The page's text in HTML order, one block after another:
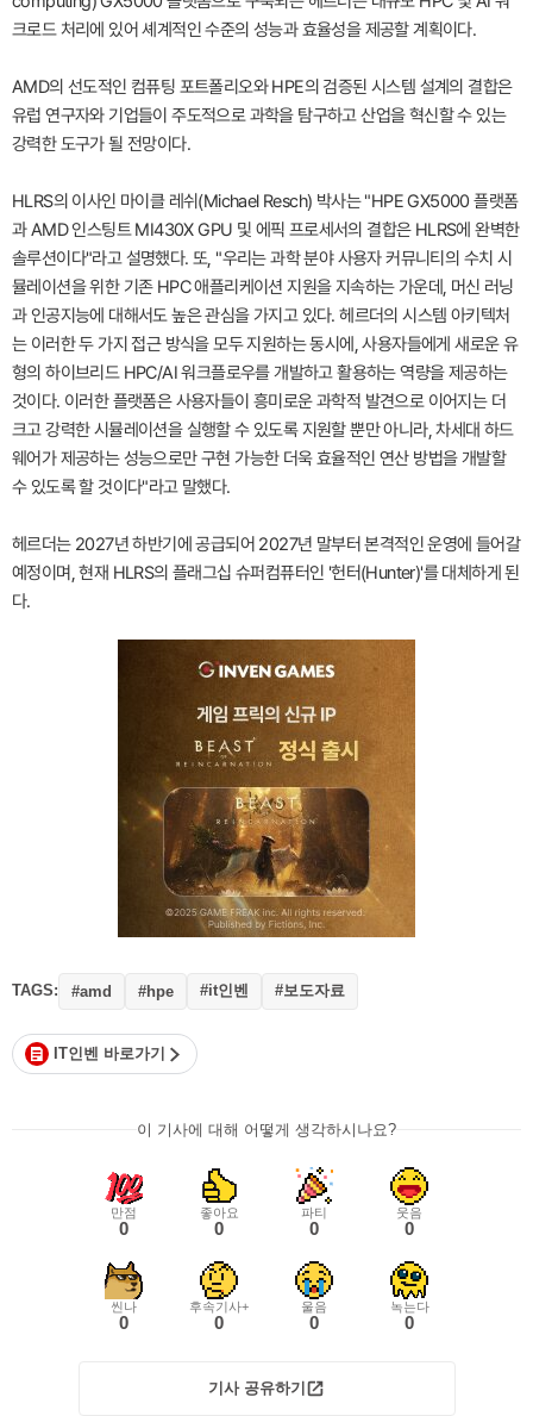
크로드 처리에 있어 셰계적인 수준의 성능과 효율성을 제공할 계획이다.
AMD의 선도적인 컴퓨팅 포트폴리오와 HPE의 검증된 시스템 설계의 결합은
유럽 연구자와 기업들이 주도적으로 과학을 탐구하고 산업을 혁신할 수 있는
강력한 도구가 될 전망이다.
HLRS의 이사인 마이클 레쉬(Michael Resch) 박사는 "HPE GX5000 플랫폼
과 AMD 인스팅트 MI430X GPU 및 에픽 프로세서의 결합은 HLRS에 완벽한
솔루션이다"라고 설명했다. 또, "우리는 과학 분야 사용자 커뮤니티의 수치 시
뮬레이션을 위한 기존 HPC 애플리케이션 지원을 지속하는 가운데, 머신 러닝
과 인공지능에 대해서도 높은 관심을 가지고 있다. 헤르더의 시스템 아키텍처
는 이러한 두 가지 접근 방식을 모두 지원하는 동시에, 사용자들에게 새로운 유
형의 하이브리드 HPC/AI 워크플로우를 개발하고 활용하는 역량을 제공하는
것이다. 이러한 플랫폼은 사용자들이 흥미로운 과학적 발견으로 이어지는 더
크고 강력한 시뮬레이션을 실행할 수 있도록 지원할 뿐만 아니라, 차세대 하드
웨어가 제공하는 성능으로만 구현 가능한 더욱 효율적인 연산 방법을 개발할
수 있도록 할 것이다"라고 말했다.
헤르더는 2027년 하반기에 공급되어 2027년 말부터 본격적인 운영에 들어갈
예정이며, 현재 HLRS의 플래그십 슈퍼컴퓨터인 '헌터(Hunter)'를 대체하게 된
다.
TAGS: #amd #hpe #it인벤 #보도자료
IT인벤 바로가기
이 기사에 대해 어떻게 생각하시나요?
만점
0
좋아요
0
파티
0
웃음
0
씬나
0
후속기사+
0
울음
0
녹는다
0
기사 공유하기